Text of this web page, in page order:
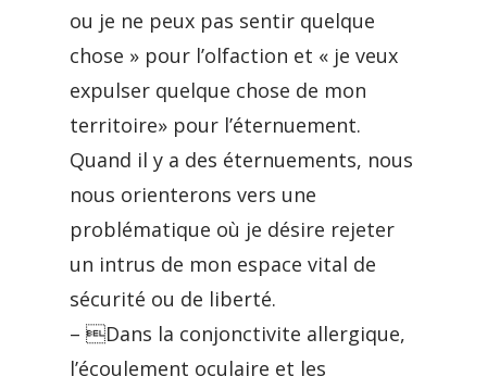
ou je ne peux pas sentir quelque
chose » pour l’olfaction et « je veux
expulser quelque chose de mon
territoire» pour l’éternuement.
Quand il y a des éternuements, nous
nous orienterons vers une
problématique où je désire rejeter
un intrus de mon espace vital de
sécurité ou de liberté.
– Dans la conjonctivite allergique,
l’écoulement oculaire et les